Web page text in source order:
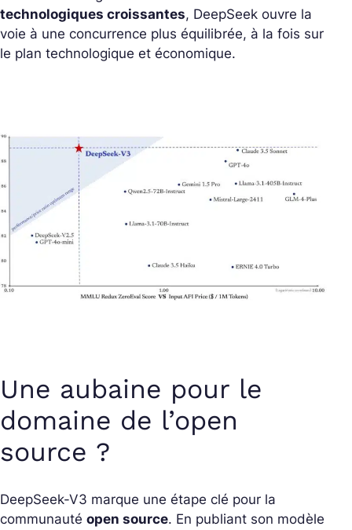
technologiques croissantes, DeepSeek ouvre la
voie à une concurrence plus équilibrée, à la fois sur
le plan technologique et économique.
Une aubaine pour le
domaine de l’open
source ?
DeepSeek-V3 marque une étape clé pour la
communauté open source. En publiant son modèle